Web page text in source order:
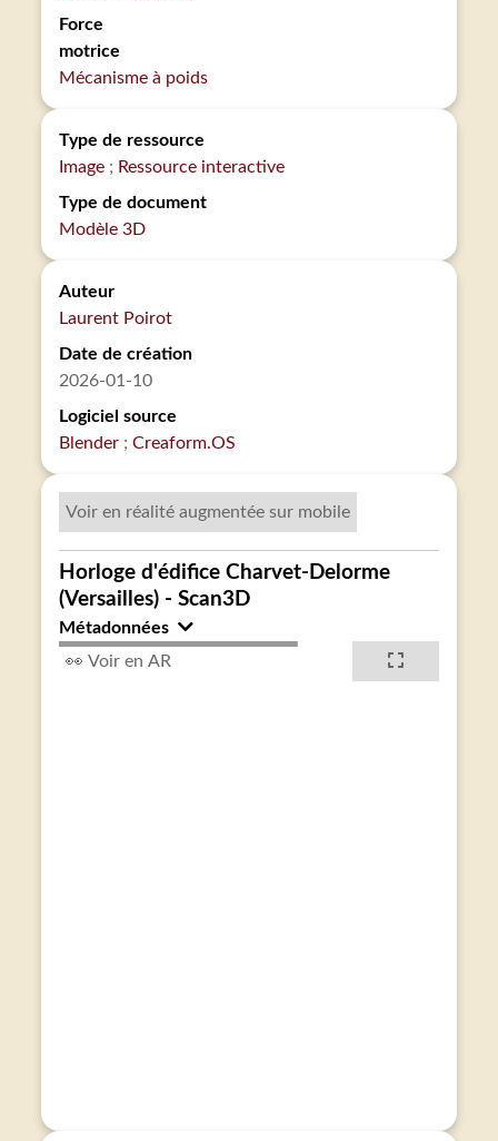
Force
motrice
Mécanisme à poids
Type de ressource
Image
Ressource interactive
Type de document
Modèle 3D
Auteur
Laurent Poirot
Date de création
2026-01-10
Logiciel source
Blender
Creaform.OS
Voir en réalité augmentée sur mobile
Horloge d'édifice Charvet-Delorme
(Versailles) - Scan3D
Métadonnées
👀 Voir en AR